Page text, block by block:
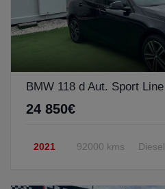
BMW 118 d Aut. Sport Line
24 850€
2021 92000 kms Diesel